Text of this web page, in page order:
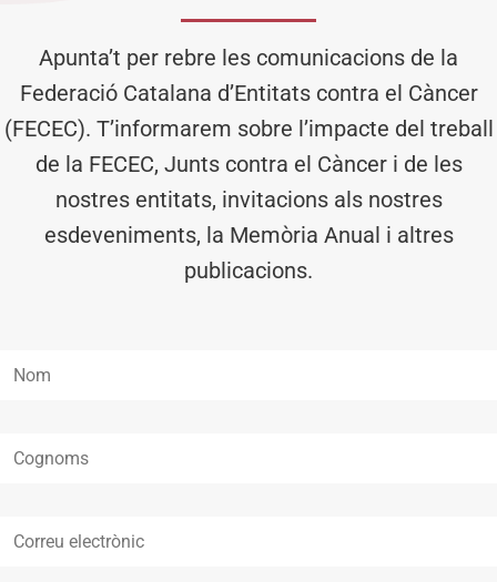
Apunta’t per rebre les comunicacions de la
Federació Catalana d’Entitats contra el Càncer
(FECEC). T’informarem sobre l’impacte del treball
de la FECEC, Junts contra el Càncer i de les
nostres entitats, invitacions als nostres
esdeveniments, la Memòria Anual i altres
publicacions.